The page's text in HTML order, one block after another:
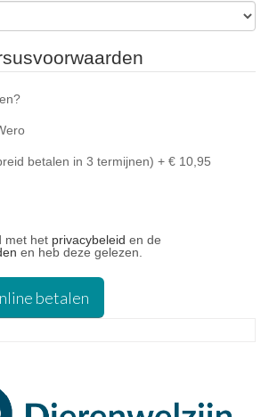
betalen in 3 termijnen) + € 10,95
met het privacybeleid
en heb deze gelezen.